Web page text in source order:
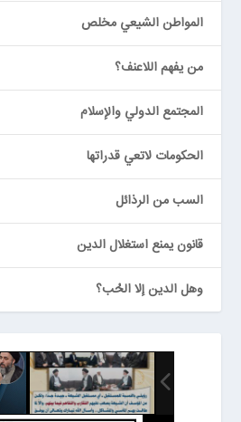
المواطن الشيعي مخلص
من يفهم اللاعنف؟
المجتمع الدولي والإسلام
الحكومات لاتعي قدراتها
السب من الرذائل
قانون يمنع استغلال الدين
وهل الدين إلا الحُب؟